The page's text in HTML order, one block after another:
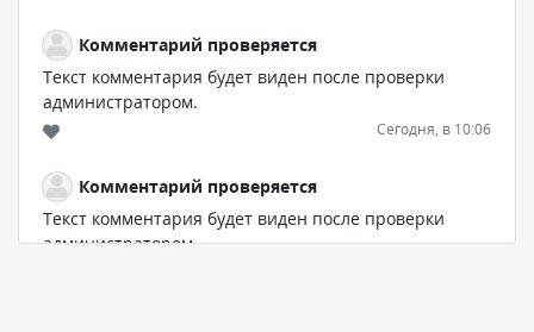
Комментарий проверяется
Текст комментария будет виден после проверки
администратором.
Сегодня, в 10:06
Комментарий проверяется
Текст комментария будет виден после проверки
администратором.